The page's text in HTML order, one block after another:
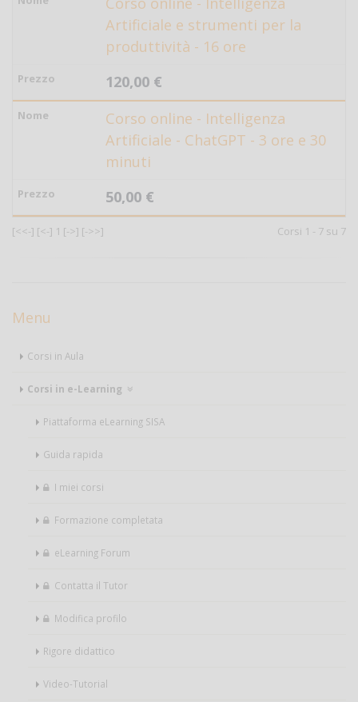
Artificiale e strumenti per la
produttività - 16 ore
120,00 €
Corso online - Intelligenza
Artificiale - ChatGPT - 3 ore e 30
minuti
50,00 €
[<<-] [<-] 1 [->] [->>] Corsi 1 - 7 su 7
Menu
Corsi in Aula
Corsi in e-Learning
Piattaforma eLearning SISA
Guida rapida
I miei corsi
Formazione completata
eLearning Forum
Contatta il Tutor
Modifica profilo
Rigore didattico
Video-Tutorial